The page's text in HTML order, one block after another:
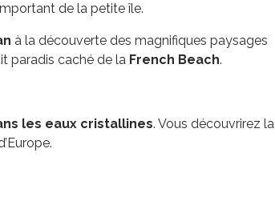
de la petite île.
à la découverte des magnifiques paysages
paradis caché de la French Beach.
les eaux cristallines. Vous découvrirez la